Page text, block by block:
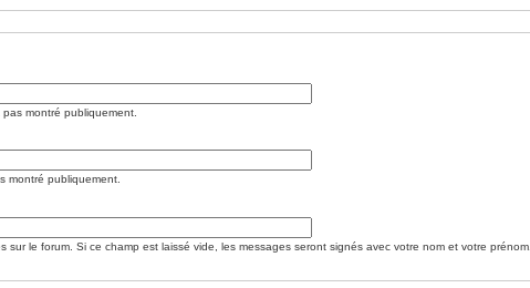
montré publiquement.
montré publiquement.
sur le forum. Si ce champ est laissé vide, les messages seront signés avec votre nom et votre prénom.